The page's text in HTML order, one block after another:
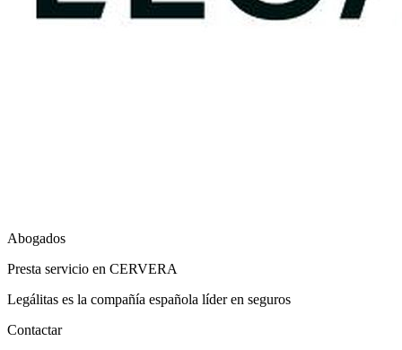
Abogados
Presta servicio en CERVERA
Legálitas es la compañía española líder en seguros
Contactar